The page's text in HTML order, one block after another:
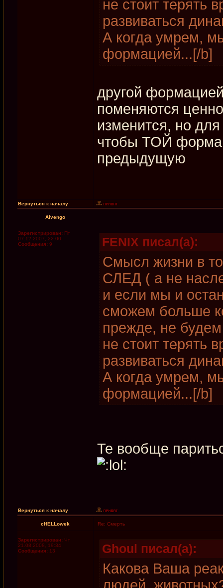
не стоит терять
развиваться
А когда умрем,
формацией...[/b]
другой
поменяются
изменится, но
чтобы ТОЙ
предыдущую
Вернуться к началу
Aivengo
Зарегистрирован: Пт
07.12.2007, 22:00
Сообщения: 9 FENIX писал(а):
Смысл жизни в
СЛЕД ( а не
и если мы и
сможем больше
прежде, не
не стоит терять
развиваться
А когда умрем,
формацией...[/b]
Те вообще
Вернуться к началу
cHELLowek Re: Смерть
Зарегистрирован: Чт
21.08.2008, 19:34
Сообщения: 13 Ghoul писал(а):
Какова Ваша